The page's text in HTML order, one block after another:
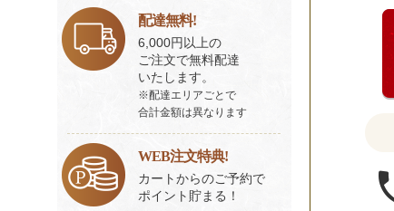
ス
一
覧
配達無料!
6,000円以上の
ご注文で無料配達
いたします。
※配達エリアごとで
合計金額は異なります
WEB注文特典!
カートからのご予約で
ポイント貯まる！